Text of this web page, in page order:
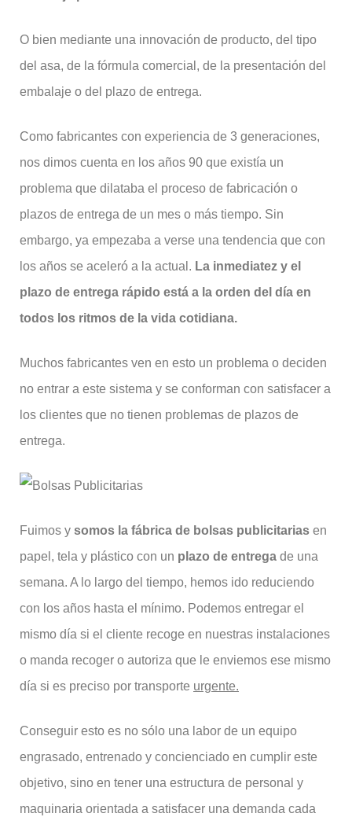
O bien mediante una innovación de producto, del tipo
del asa, de la fórmula comercial, de la presentación del
embalaje o del plazo de entrega.
Como fabricantes con experiencia de 3 generaciones,
nos dimos cuenta en los años 90 que existía un
problema que dilataba el proceso de fabricación o
plazos de entrega de un mes o más tiempo. Sin
embargo, ya empezaba a verse una tendencia que con
los años se aceleró a la actual. La inmediatez y el
plazo de entrega rápido está a la orden del día en
todos los ritmos de la vida cotidiana.
Muchos fabricantes ven en esto un problema o deciden
no entrar a este sistema y se conforman con satisfacer a
los clientes que no tienen problemas de plazos de
entrega.
Fuimos y somos la fábrica de bolsas publicitarias en
papel, tela y plástico con un plazo de entrega de una
semana. A lo largo del tiempo, hemos ido reduciendo
con los años hasta el mínimo. Podemos entregar el
mismo día si el cliente recoge en nuestras instalaciones
o manda recoger o autoriza que le enviemos ese mismo
día si es preciso por transporte urgente.
Conseguir esto es no sólo una labor de un equipo
engrasado, entrenado y concienciado en cumplir este
objetivo, sino en tener una estructura de personal y
maquinaria orientada a satisfacer una demanda cada